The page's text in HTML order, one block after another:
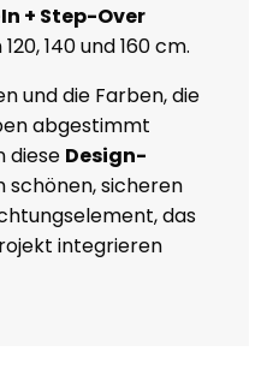
+ Step-Over
140 und 160 cm.
und die Farben, die
abgestimmt
diese Design-
schönen, sicheren
das
integrieren